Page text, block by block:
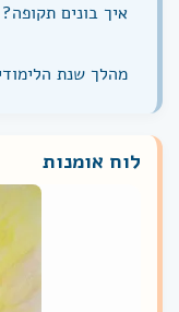
איך בונים תקופה?
מהלך שנת
לוח אומנות